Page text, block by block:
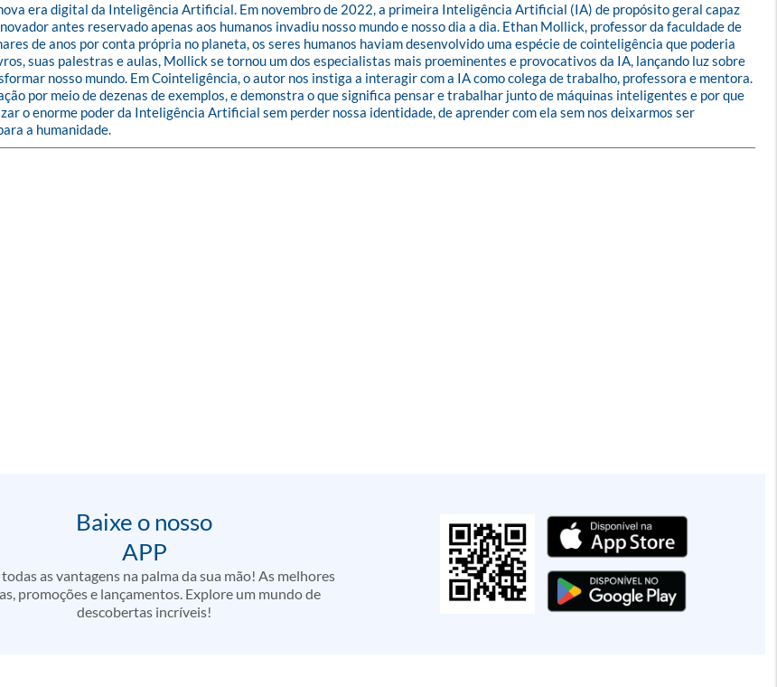
era digital da Inteligência Artificial. Em novembro de 2022, a primeira Inteligência Artificial (IA) de propósito geral capaz
antes reservado apenas aos humanos invadiu nosso mundo e nosso dia a dia. Ethan Mollick, professor da faculdade de
de anos por conta própria no planeta, os seres humanos haviam desenvolvido uma espécie de cointeligência que poderia
suas palestras e aulas, Mollick se tornou um dos especialistas mais proeminentes e provocativos da IA, lançando luz sobre
nosso mundo. Em Cointeligência, o autor nos instiga a interagir com a IA como colega de trabalho, professora e mentora.
por meio de dezenas de exemplos, e demonstra o que significa pensar e trabalhar junto de máquinas inteligentes e por que
o enorme poder da Inteligência Artificial sem perder nossa identidade, de aprender com ela sem nos deixarmos ser
a humanidade.
Baixe o nosso
APP
todas as vantagens na palma da sua mão! As melhores
promoções e lançamentos. Explore um mundo de
descobertas incríveis!